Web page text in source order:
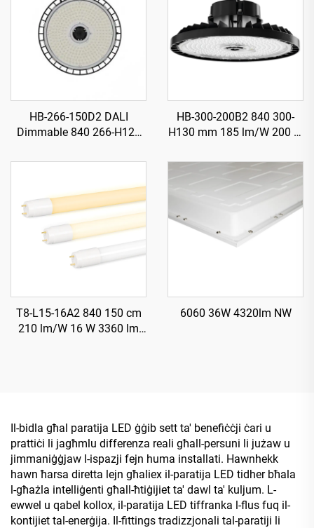
HB-266-150D2 DALI
Dimmable 840 266-H120
27750 lm Illuminatur LED
Bajjiet
HB-300-200B2 840 300-
H130 mm 185 lm/W 200 W
Għoli Ħajji (UFO) għall-
Bajjiet
T8-L15-16A2 840 150 cm
210 lm/W 16 W 3360 lm
6060 36W 4320lm NW
Il-bidla għal paratija LED ġġib sett ta' benefiċċji ċari u
prattiċi li jagħmlu differenza reali għall-persuni li jużaw u
jimmaniġġjaw l-ispazji fejn huma installati. Hawnhekk
hawn ħarsa diretta lejn għaliex il-paratija LED tidher bħala
l-għażla intelliġenti għall-ħtiġijiet ta' dawl ta' kuljum. L-
ewwel u qabel kollox, il-paratija LED tiffranka l-flus fuq il-
kontijiet tal-enerġija. Il-fittings tradizzjonali tal-paratiji li